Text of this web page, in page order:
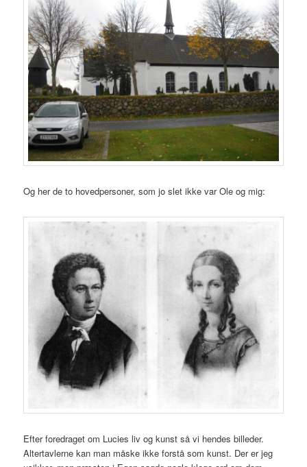
Og her de to hovedpersoner, som jo slet ikke var Ole og mig:
Efter foredraget om Lucies liv og kunst så vi hendes billeder.
Altertavlerne kan man måske ikke forstå som kunst. Der er jeg